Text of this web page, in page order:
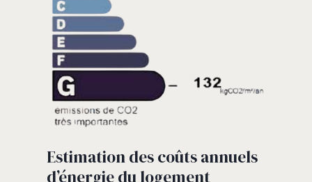
Estimation des coûts annuels
d’énergie du logement